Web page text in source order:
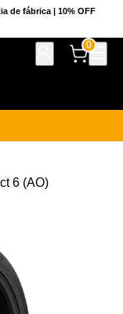
de fábrica | 10% OFF
0
6 (AO)